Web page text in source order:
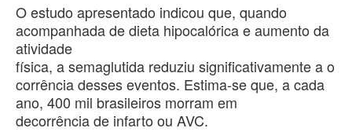
O estudo apresentado indicou que, quando
acompanhada de dieta hipocalórica e aumento da
atividade
física, a semaglutida reduziu significativamente a o
corrência desses eventos. Estima-se que, a cada
ano, 400 mil brasileiros morram em
decorrência de infarto ou AVC.